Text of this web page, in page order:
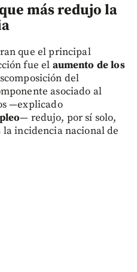
más redujo la
que el principal
fue el aumento de los
del
asociado al
—explicado
— redujo, por sí solo,
la incidencia nacional de